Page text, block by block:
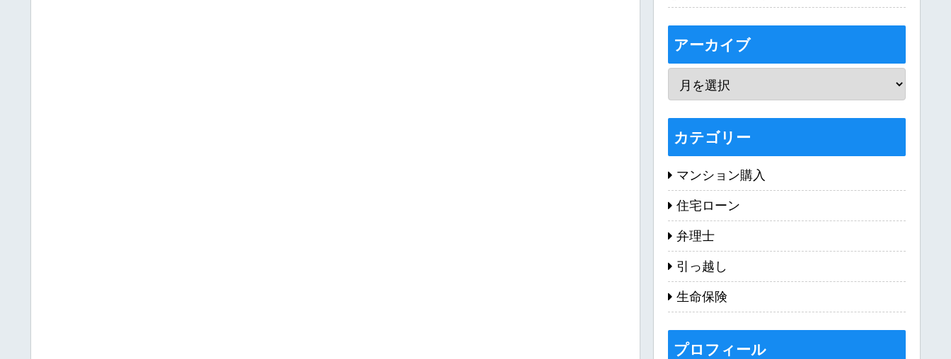
アーカイブ
カテゴリー
マンション購入
住宅ローン
弁理士
引っ越し
生命保険
プロフィール